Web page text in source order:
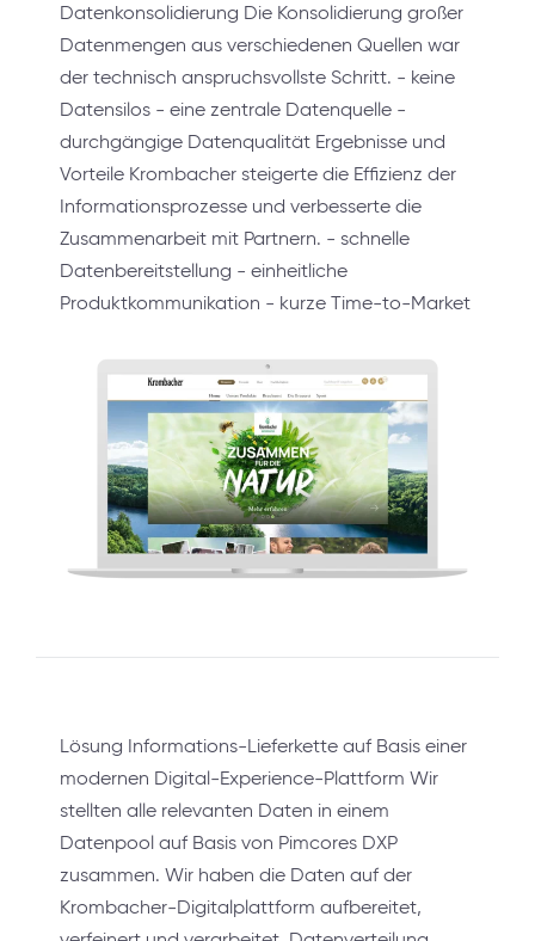
Datenkonsolidierung Die Konsolidierung großer
Datenmengen aus verschiedenen Quellen war
der technisch anspruchsvollste Schritt. - keine
Datensilos - eine zentrale Datenquelle -
durchgängige Datenqualität Ergebnisse und
Vorteile Krombacher steigerte die Effizienz der
Informationsprozesse und verbesserte die
Zusammenarbeit mit Partnern. - schnelle
Datenbereitstellung - einheitliche
Produktkommunikation - kurze Time-to-Market
Lösung Informations-Lieferkette auf Basis einer
modernen Digital-Experience-Plattform Wir
stellten alle relevanten Daten in einem
Datenpool auf Basis von Pimcores DXP
zusammen. Wir haben die Daten auf der
Krombacher-Digitalplattform aufbereitet,